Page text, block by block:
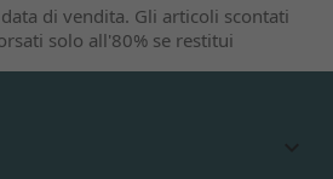
di vendita. Gli articoli scontati
solo all'80% se restitui